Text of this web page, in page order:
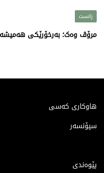
زانست
مرۆڤ وەک؛ بەرخۆرێکی
هاوکاری کەسی
سپۆنسەر
پێوەندی